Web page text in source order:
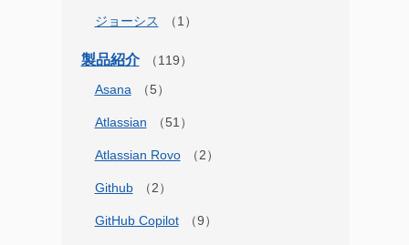
ジョーシス
製品紹介
Asana
Atlassian
Atlassian Rovo
Github
GitHub Copilot